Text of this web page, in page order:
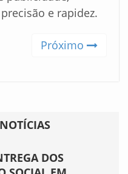
e rapidez.
Próximo
DOS